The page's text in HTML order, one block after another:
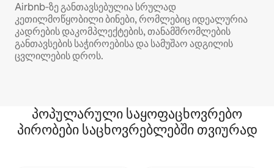
Airbnb‑ზე განთავსებულია სრულად
კეთილმოწყობილი ბინები, რომლებიც იდეალურია
კადრების დაკომპლექტების, თანამშრომლების
განთავსების საჭიროებისა და სამუშაო ადგილის
ცვლილების დროს.
პოპულარული საყოფაცხოვრებო
პირობები საცხოვრებლებში თვიურად